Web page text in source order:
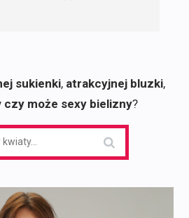
sukienki, atrakcyjnej bluzki,
czy może sexy bielizny?